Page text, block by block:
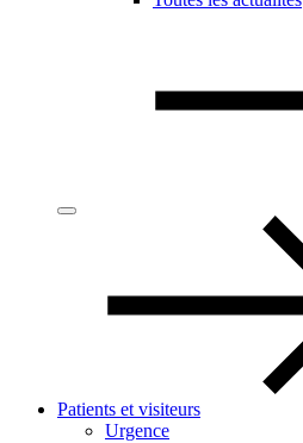
Patients et visiteurs
Urgence